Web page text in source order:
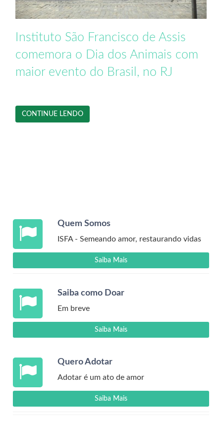
Instituto São Francisco de Assis
comemora o Dia dos Animais com
maior evento do Brasil, no RJ
CONTINUE LENDO
Quem Somos
ISFA - Semeando amor, restaurando vidas
Saiba Mais
Saiba como Doar
Em breve
Saiba Mais
Quero Adotar
Adotar é um ato de amor
Saiba Mais